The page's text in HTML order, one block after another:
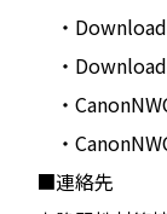
・
・
・
・
■連絡先